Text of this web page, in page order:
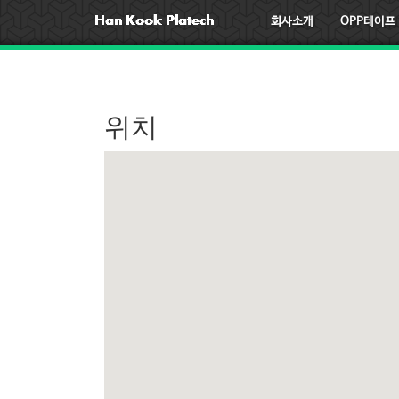
회사소개 OPP테이프
위치